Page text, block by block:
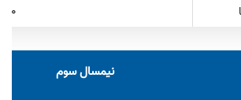
20
نیمسال سوم